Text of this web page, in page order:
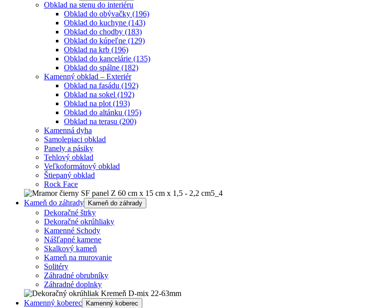
Obklad na stenu do interiéru
Obklad do obývačky (196)
Obklad do kuchyne (143)
Obklad do chodby (183)
Obklad do kúpeľne (129)
Obklad na krb (196)
Obklad do kancelárie (135)
Obklad do spálne (182)
Kamenný obklad – Exteriér
Obklad na fasádu (192)
Obklad na sokel (192)
Obklad na plot (193)
Obklad do altánku (195)
Obklad na terasu (200)
Kamenná dyha
Samolepiaci obklad
Panely a pásiky
Tehlový obklad
Veľkoformátový obklad
Štiepaný obklad
Rock Face
Kameň do záhrady Kameň do záhrady
Dekoračné štrky
Dekoračné okrúhliaky
Kamenné Schody
Nášľapné kamene
Skalkový kameň
Kameň na murovanie
Solitéry
Záhradné obrubníky
Záhradné doplnky
Kamenný koberec Kamenný koberec